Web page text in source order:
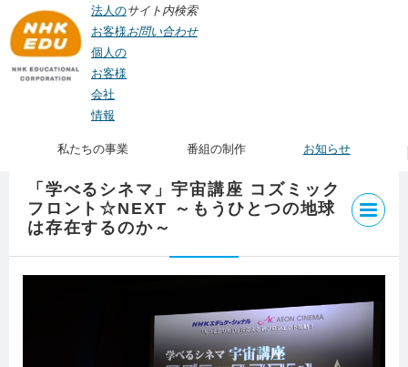
法人の
お客様
個人の
お客様
会社
情報
サイト内検索
お問い合わせ
私たちの事業 番組の制作 お知らせ
私たちの事業
> 「学べるシネマ」宇宙講座 コズミックフロント☆NEXT ～もうひとつの地球
「学べるシネマ」宇宙講座 コズミック
フロント☆NEXT ～もうひとつの地球
は存在するのか～